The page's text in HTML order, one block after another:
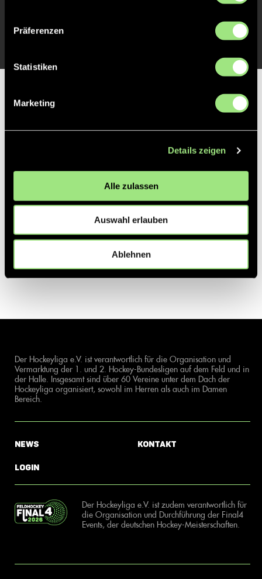
Präferenzen
Statistiken
Marketing
Details zeigen
Alle zulassen
Auswahl erlauben
Ablehnen
Der Hockeyliga e.V. ist verantwortlich für die Organisation und
Vermarktung der 1. und 2. Hockey-Bundesligen auf dem Feld und in
der Halle. Insgesamt sind über 60 Vereine unter dem Dach der
Hockeyliga organisiert, sowohl im Herren als auch im Damen
Bereich.
News
Login
Kontakt
Der Hockeyliga e.V. ist zudem verantwortlich für
die Organisation und Durchführung der Final4
Events, der deutschen Hockey-Meisterschaften.